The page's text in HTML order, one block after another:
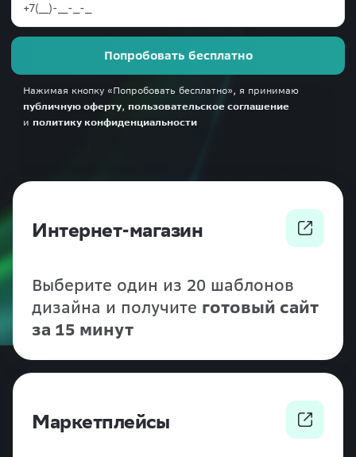
Попробовать бесплатно
Нажимая кнопку «Попробовать бесплатно», я принимаю
публичную оферту, пользовательское соглашение
и политику конфиденциальности
Интернет-магазин
Выберите один из 20 шаблонов
дизайна и получите готовый сайт
за 15 минут
Маркетплейсы